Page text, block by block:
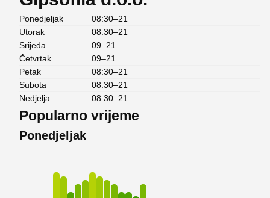
Ponedjeljak
08:30–21
Utorak
08:30–21
Srijeda
09–21
Četvrtak
09–21
Petak
08:30–21
Subota
08:30–21
Nedjelja
08:30–21
Popularno vrijeme
Ponedjeljak